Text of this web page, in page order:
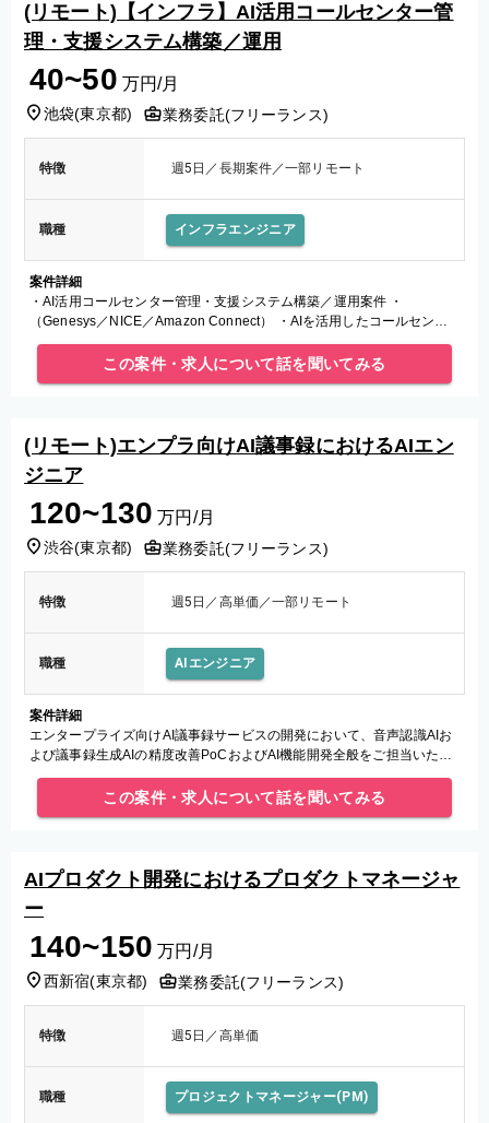
(リモート)【インフラ】AI活用コールセンター管
理・支援システム構築／運用
40~50 万円/月
池袋(東京都) 業務委託(フリーランス)
特徴 週5日／長期案件／一部リモート
職種 インフラエンジニア
案件詳細
・AI活用コールセンター管理・支援システム構築／運用案件 ・
（Genesys／NICE／Amazon Connect） ・AIを活用したコールセンタ
ー内の管理・支援システムの構築および運用支援。 ・ク
この案件・求人について話を聞いてみる
(リモート)エンプラ向けAI議事録におけるAIエン
ジニア
120~130 万円/月
渋谷(東京都) 業務委託(フリーランス)
特徴 週5日／高単価／一部リモート
職種 AIエンジニア
案件詳細
エンタープライズ向けAI議事録サービスの開発において、音声認識AIお
よび議事録生成AIの精度改善PoCおよびAI機能開発全般をご担当いただ
きます。
この案件・求人について話を聞いてみる
AIプロダクト開発におけるプロダクトマネージャ
ー
140~150 万円/月
西新宿(東京都) 業務委託(フリーランス)
特徴 週5日／高単価
職種 プロジェクトマネージャー(PM)